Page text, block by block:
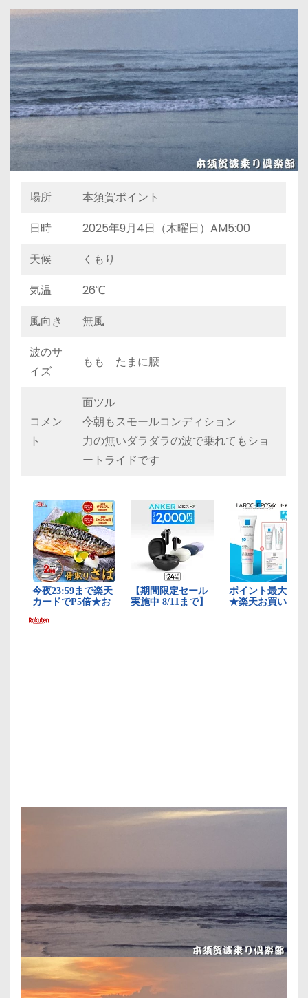
場所
本須賀ポイント
日時
2025年9月4日（木曜日）AM5:00
天候
くもり
気温
26℃
風向き
無風
波のサ
イズ
もも たまに腰
コメン
ト
面ツル
今朝もスモールコンディション
力の無いダラダラの波で乗れてもショ
ートライドです